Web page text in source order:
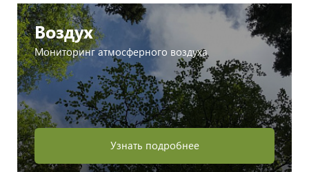
Воздух
Мониторинг атмосферного воздуха
Узнать подробнее